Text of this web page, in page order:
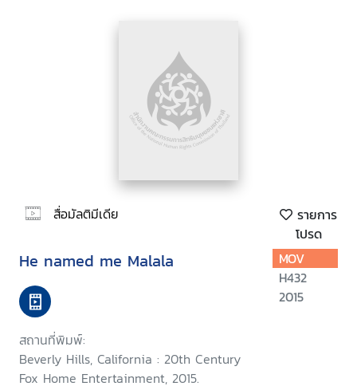
สื่อมัลติมีเดีย
รายการ
โปรด
He named me Malala
สถานที่พิมพ์:
Beverly Hills, California : 20th Century
Fox Home Entertainment, 2015.
MOV
H432
2015